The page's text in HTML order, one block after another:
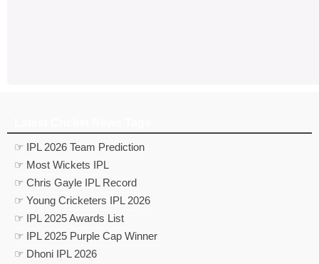
☞ IPL 2026 Team Prediction
☞ Most Wickets IPL
☞ Chris Gayle IPL Record
☞ Young Cricketers IPL 2026
☞ IPL 2025 Awards List
☞ IPL 2025 Purple Cap Winner
☞ Dhoni IPL 2026